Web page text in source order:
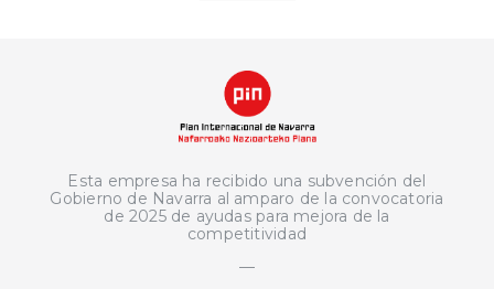
Esta empresa ha recibido una subvención del
Gobierno de Navarra al amparo de la convocatoria
de 2025 de ayudas para mejora de la
competitividad
—